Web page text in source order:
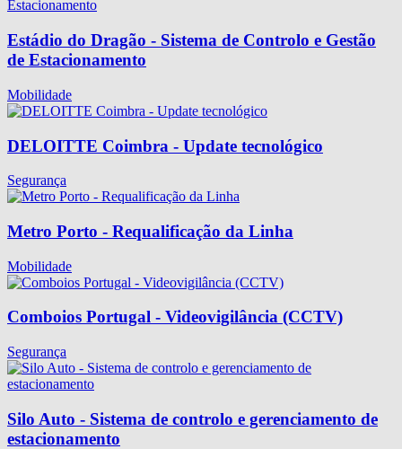
Estádio do Dragão - Sistema de Controlo e Gestão
de Estacionamento
Mobilidade
DELOITTE Coimbra - Update tecnológico
Segurança
Metro Porto - Requalificação da Linha
Mobilidade
Comboios Portugal - Videovigilância (CCTV)
Segurança
Silo Auto - Sistema de controlo e gerenciamento de
estacionamento